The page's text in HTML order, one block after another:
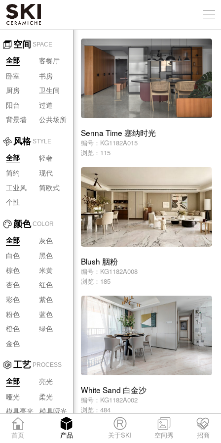
空间 SPACE
全部
客餐厅
卧室
书房
厨房
卫生间
阳台
过道
背景墙
公共场所
风格 STYLE
全部
轻奢
简约
现代
工业风
简欧式
个性
颜色 COLOR
全部
灰色
白色
黑色
棕色
米黄
杏色
红色
彩色
紫色
粉色
蓝色
橙色
绿色
金色
工艺 PROCESS
全部
亮光
哑光
柔光
模具亮光 模具哑光
模具柔光
Senna Time 塞纳时光
编号：KG1182A015
浏览：115
Blush 胭粉
编号：KG1182A008
浏览：185
White Sand 白金沙
编号：KG1182A002
浏览：484
首页 产品 关于SKI 空间秀 招商